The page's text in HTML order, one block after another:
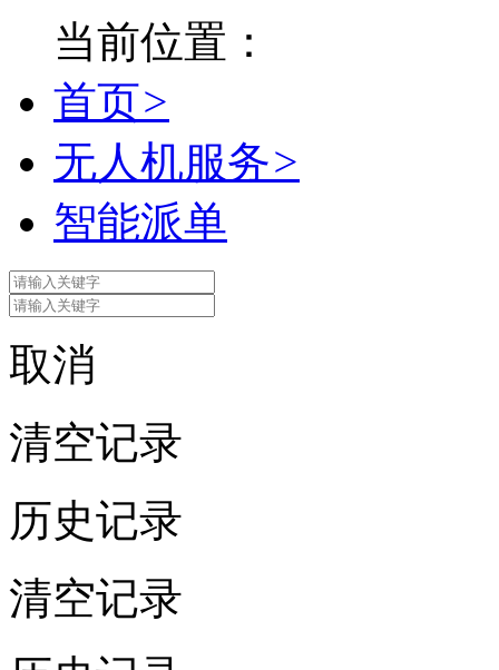
当前位置：
首页>
无人机服务>
智能派单
取消
清空记录
历史记录
清空记录